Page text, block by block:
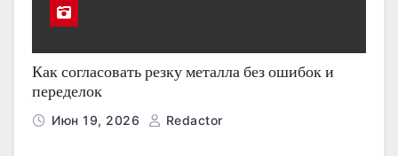
Как согласовать резку металла без ошибок и
переделок
Июн 19, 2026 Redactor